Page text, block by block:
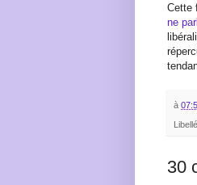
Cette
ne
à
30